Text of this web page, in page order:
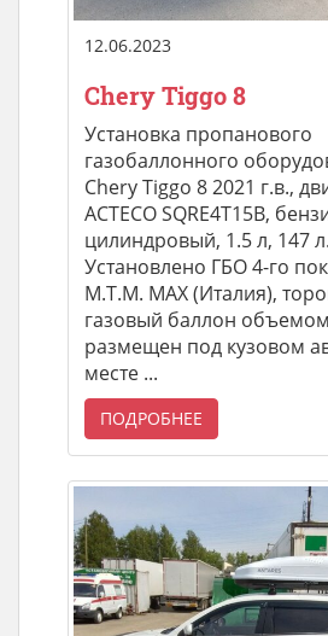
12.06.2023
Chery Tiggo 8
Установка пропанового
газобаллонного
Chery Tiggo 8 2021 г.в.,
ACTECO SQRE4T15B,
цилиндровый, 1.5 л, 147
Установлено ГБО 4-го
М.Т.М. МАХ (Италия),
газовый баллон
размещен под кузовом
месте ...
ПОДРОБНЕЕ